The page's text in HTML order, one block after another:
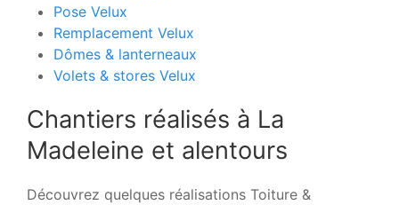
Pose Velux
Remplacement Velux
Dômes & lanterneaux
Volets & stores Velux
Chantiers réalisés à La
Madeleine et alentours
Découvrez quelques réalisations Toiture &